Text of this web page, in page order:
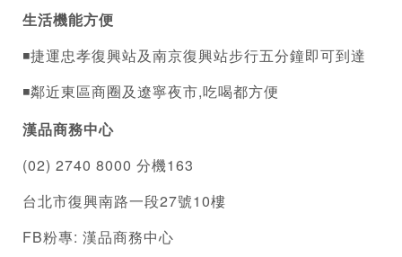
生活機能方便
◾捷運忠孝復興站及南京復興站步行五分鐘即可到達
◾鄰近東區商圈及遼寧夜市,吃喝都方便
漢品商務中心
(02) 2740 8000 分機163
台北市復興南路一段27號10樓
FB粉專: 漢品商務中心